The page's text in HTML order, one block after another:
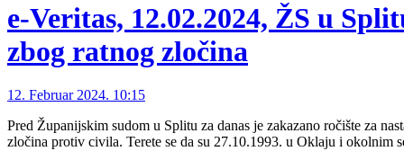
e-Veritas, 12.02.2024, ŽS u
zbog ratnog zločina
12. Februar 2024. 10:15
Pred Županijskim sudom u Splitu za danas je zakazano ročište za
zločina protiv civila. Terete se da su 27.10.1993. u Oklaju i